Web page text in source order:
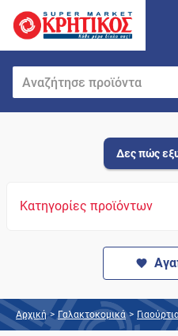
Δες πώς
Κατηγορίες προϊόντων
Αρχική > Γαλακτοκομικά >